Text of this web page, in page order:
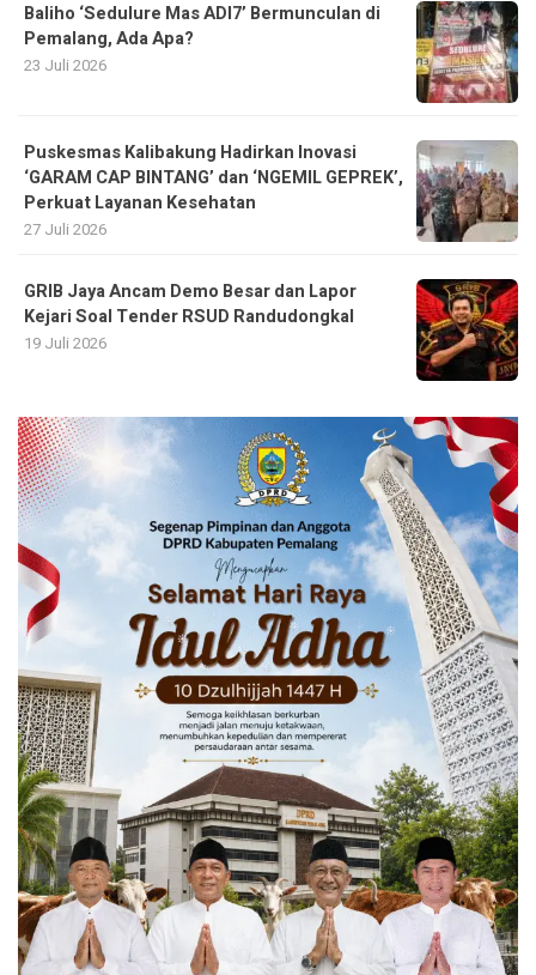
Baliho ‘Sedulure Mas ADI7’ Bermunculan di
Pemalang, Ada Apa?
23 Juli 2026
Puskesmas Kalibakung Hadirkan Inovasi
‘GARAM CAP BINTANG’ dan ‘NGEMIL GEPREK’,
Perkuat Layanan Kesehatan
27 Juli 2026
GRIB Jaya Ancam Demo Besar dan Lapor
Kejari Soal Tender RSUD Randudongkal
19 Juli 2026